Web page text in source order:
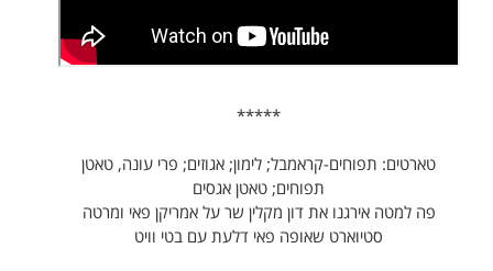
*****
טארטים: תפוחים-קראמבל; לימון; אגוזים; פרי עונה, טאטן
תפוחים; טאטן אגסים
פה למטה אירגנו את דון מקלין שר על אמריקן פאי ומרטה
סטיוארט שאופה פאי דלעת עם בטי וויט